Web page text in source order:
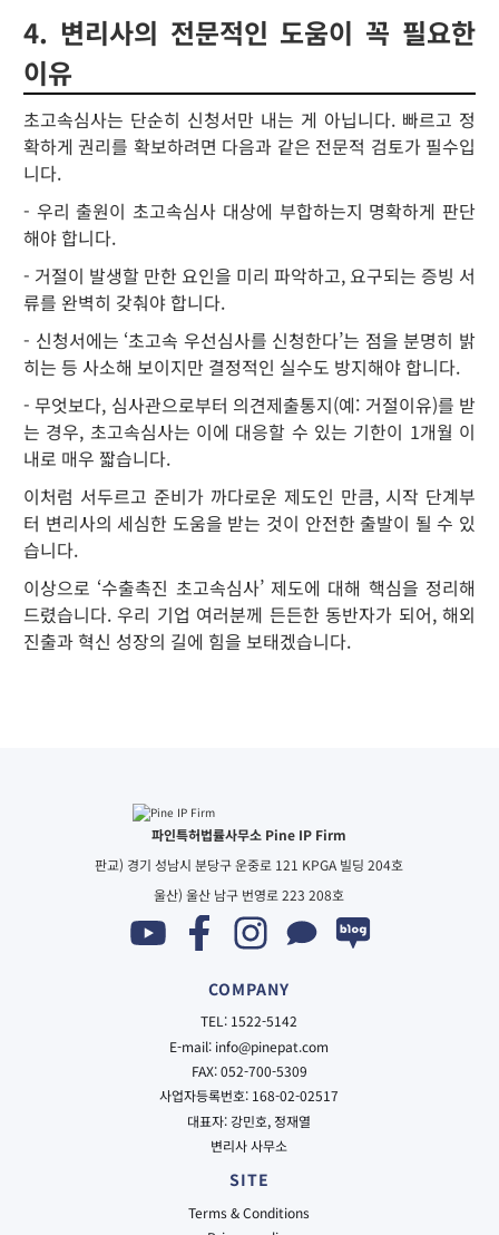
4. 변리사의 전문적인 도움이 꼭 필요한
이유
초고속심사는 단순히 신청서만 내는 게 아닙니다. 빠르고 정
확하게 권리를 확보하려면 다음과 같은 전문적 검토가 필수입
니다.
- 우리 출원이 초고속심사 대상에 부합하는지 명확하게 판단
해야 합니다.
- 거절이 발생할 만한 요인을 미리 파악하고, 요구되는 증빙 서
류를 완벽히 갖춰야 합니다.
- 신청서에는 ‘초고속 우선심사를 신청한다’는 점을 분명히 밝
히는 등 사소해 보이지만 결정적인 실수도 방지해야 합니다.
- 무엇보다, 심사관으로부터 의견제출통지(예: 거절이유)를 받
는 경우, 초고속심사는 이에 대응할 수 있는 기한이 1개월 이
내로 매우 짧습니다.
이처럼 서두르고 준비가 까다로운 제도인 만큼, 시작 단계부
터 변리사의 세심한 도움을 받는 것이 안전한 출발이 될 수 있
습니다.
이상으로 ‘수출촉진 초고속심사’ 제도에 대해 핵심을 정리해
드렸습니다. 우리 기업 여러분께 든든한 동반자가 되어, 해외
진출과 혁신 성장의 길에 힘을 보태겠습니다.
파인특허법률사무소 Pine IP Firm
판교) 경기 성남시 분당구 운중로 121 KPGA 빌딩 204호
울산) 울산 남구 번영로 223 208호
COMPANY
TEL: 1522-5142
E-mail: info@pinepat.com
FAX: 052-700-5309
사업자등록번호: 168-02-02517
대표자: 강민호, 정재열
변리사 사무소
SITE
Terms & Conditions